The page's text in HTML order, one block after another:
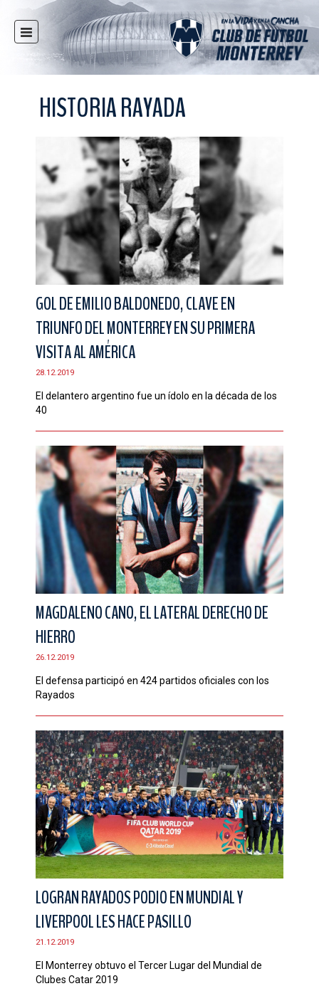
INICIO
NOTICIAS
RAYADAS
FUERZAS BÁSICAS
RESPONSABILIDAD SOCIAL
TAQUILLA
TIENDA
ESTADIO
PRENSA
CONTACTO
HISTORIA RAYADA
GOL DE EMILIO BALDONEDO, CLAVE EN
TRIUNFO DEL MONTERREY EN SU PRIMERA
VISITA AL AMÉRICA
28.12.2019
El delantero argentino fue un ídolo en la década de los
40
MAGDALENO CANO, EL LATERAL DERECHO DE
HIERRO
26.12.2019
El defensa participó en 424 partidos oficiales con los
Rayados
LOGRAN RAYADOS PODIO EN MUNDIAL Y
LIVERPOOL LES HACE PASILLO
21.12.2019
El Monterrey obtuvo el Tercer Lugar del Mundial de
Clubes Catar 2019